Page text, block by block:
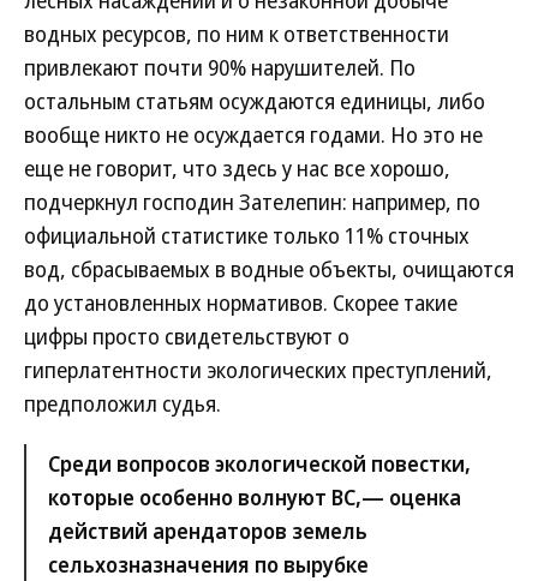
водных ресурсов, по ним к ответственности
привлекают почти 90% нарушителей. По
остальным статьям осуждаются единицы, либо
вообще никто не осуждается годами. Но это не
еще не говорит, что здесь у нас все хорошо,
подчеркнул господин Зателепин: например, по
официальной статистике только 11% сточных
вод, сбрасываемых в водные объекты, очищаются
до установленных нормативов. Скорее такие
цифры просто свидетельствуют о
гиперлатентности экологических преступлений,
предположил судья.
Среди вопросов экологической повестки,
которые особенно волнуют ВС,— оценка
действий арендаторов земель
сельхозназначения по вырубке